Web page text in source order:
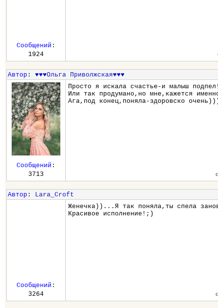
Сообщений :
1924
Автор : ♥♥♥Ольга Приволжская♥♥♥
Просто я искала счастье-и малыш
Или так продумано,но мне,кажется
Ага,под конец,поняла-здоровско
Сообщений :
3713
Автор : Lara_Croft
Женечка))...Я так поняла,ты спела
Красивое исполнение!;)
Сообщений :
3264